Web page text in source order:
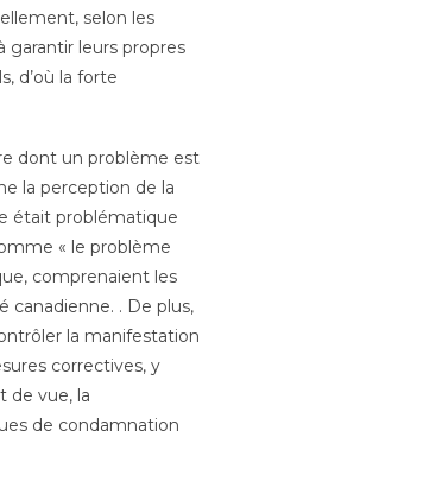
selon les
garantir leurs propres
d’où la forte
dont un problème est
la perception de la
était problématique
« le problème
comprenaient les
canadienne. . De plus,
la manifestation
correctives, y
de vue, la
de condamnation